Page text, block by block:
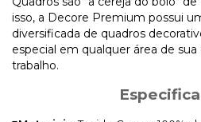
isso, a Decore Premium possui
diversificada de quadros
especial em qualquer área de
trabalho.